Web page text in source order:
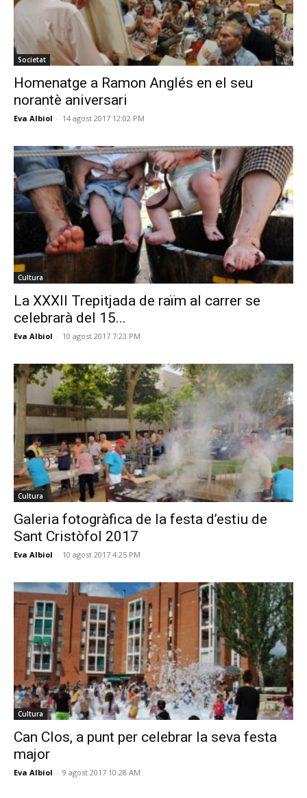
Societat
Homenatge a Ramon Anglés en el seu
norantè aniversari
Eva Albiol - 14 agost 2017 12:02 PM
Cultura
La XXXII Trepitjada de raïm al carrer se
celebrarà del 15...
Eva Albiol - 10 agost 2017 7:23 PM
Cultura
Galeria fotogràfica de la festa d’estiu de
Sant Cristòfol 2017
Eva Albiol - 10 agost 2017 4:25 PM
Cultura
Can Clos, a punt per celebrar la seva festa
major
Eva Albiol - 9 agost 2017 10:28 AM